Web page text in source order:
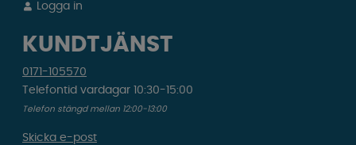
Logga in
KUNDTJÄNST
0171-105570
Telefontid vardagar 10:30-15:00
Telefon stängd mellan 12:00-13:00
Skicka e-post